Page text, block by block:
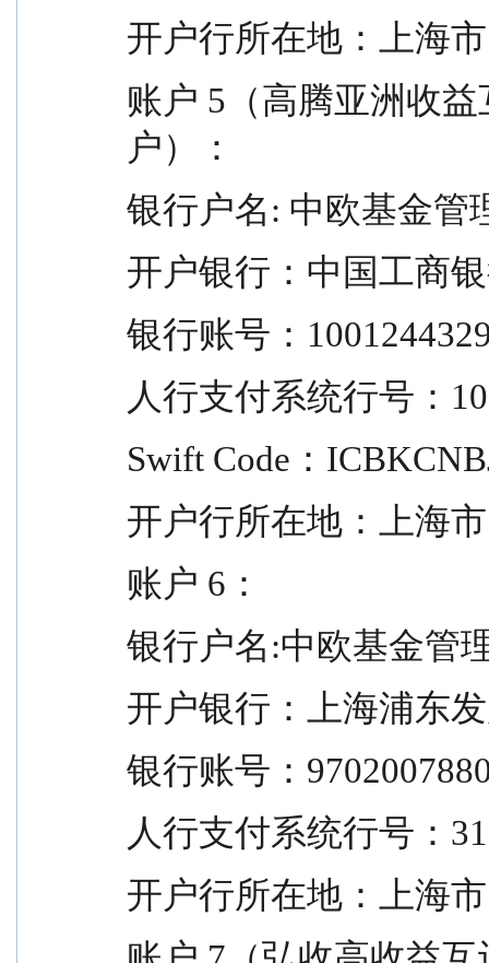
开户行所在地：上海市
账户 5（高腾亚洲收
户）：
银行户名: 中欧基金管
开户银行：中国工商
银行账号：
人行支付系统行号：
Swift Code：
开户行所在地：上海市
账户 6：
银行户名:中欧基金管
开户银行：上海浦东
银行账号：
人行支付系统行号：
开户行所在地：上海市